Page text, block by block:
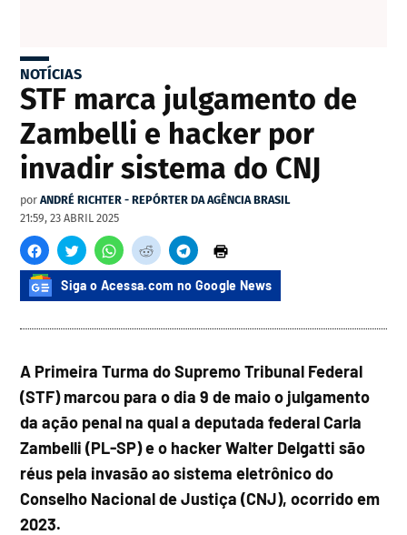
NOTÍCIAS
STF marca julgamento de
Zambelli e hacker por
invadir sistema do CNJ
por ANDRÉ RICHTER - REPÓRTER DA AGÊNCIA BRASIL
21:59, 23 ABRIL 2025
Siga o Acessa.com no Google News
A Primeira Turma do Supremo Tribunal Federal
(STF) marcou para o dia 9 de maio o julgamento
da ação penal na qual a deputada federal Carla
Zambelli (PL-SP) e o hacker Walter Delgatti são
réus pela invasão ao sistema eletrônico do
Conselho Nacional de Justiça (CNJ), ocorrido em
2023.